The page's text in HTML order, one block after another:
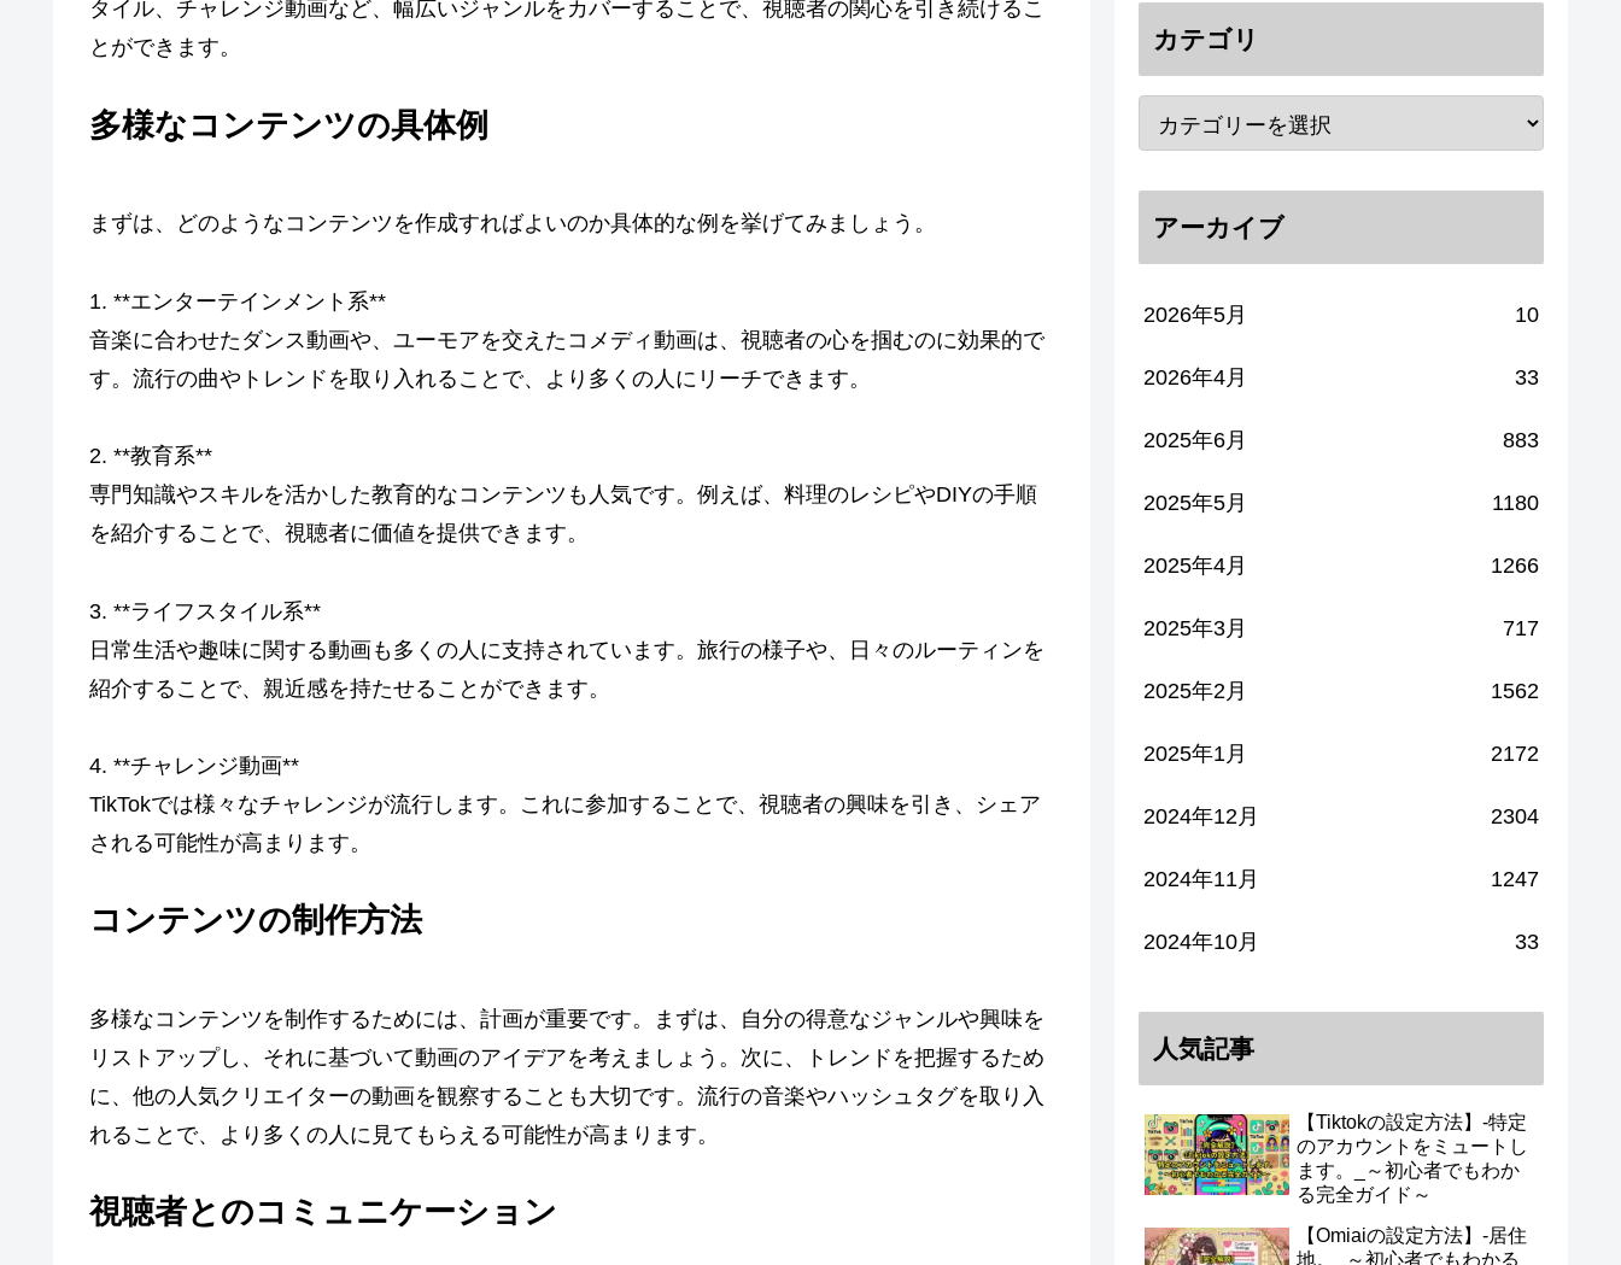
タイル、チャレンジ動画など、幅広いジャンルをカバーすることで、視聴者の関心を引き続けるこ
とができます。
多様なコンテンツの具体例
まずは、どのようなコンテンツを作成すればよいのか具体的な例を挙げてみましょう。
1. **エンターテインメント系**
音楽に合わせたダンス動画や、ユーモアを交えたコメディ動画は、視聴者の心を掴むのに効果的で
す。流行の曲やトレンドを取り入れることで、より多くの人にリーチできます。
2. **教育系**
専門知識やスキルを活かした教育的なコンテンツも人気です。例えば、料理のレシピやDIYの手順
を紹介することで、視聴者に価値を提供できます。
3. **ライフスタイル系**
日常生活や趣味に関する動画も多くの人に支持されています。旅行の様子や、日々のルーティンを
紹介することで、親近感を持たせることができます。
4. **チャレンジ動画**
TikTokでは様々なチャレンジが流行します。これに参加することで、視聴者の興味を引き、シェア
される可能性が高まります。
コンテンツの制作方法
多様なコンテンツを制作するためには、計画が重要です。まずは、自分の得意なジャンルや興味を
リストアップし、それに基づいて動画のアイデアを考えましょう。次に、トレンドを把握するため
に、他の人気クリエイターの動画を観察することも大切です。流行の音楽やハッシュタグを取り入
れることで、より多くの人に見てもらえる可能性が高まります。
視聴者とのコミュニケーション
カテゴリ
アーカイブ
2026年5月 10
2026年4月 33
2025年6月 883
2025年5月 1180
2025年4月 1266
2025年3月 717
2025年2月 1562
2025年1月 2172
2024年12月 2304
2024年11月 1247
2024年10月 33
人気記事
【Tiktokの設定方法】-特定
のアカウントをミュートし
ます。_～初心者でもわか
る完全ガイド～
【Omiaiの設定方法】-居住
地。_～初心者でもわかる